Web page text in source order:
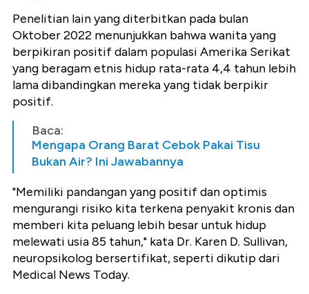
Penelitian lain yang diterbitkan pada bulan
Oktober 2022 menunjukkan bahwa wanita yang
berpikiran positif dalam populasi Amerika Serikat
yang beragam etnis hidup rata-rata 4,4 tahun lebih
lama dibandingkan mereka yang tidak berpikir
positif.
Baca:
Mengapa Orang Barat Cebok Pakai Tisu
Bukan Air? Ini Jawabannya
"Memiliki pandangan yang positif dan optimis
mengurangi risiko kita terkena penyakit kronis dan
memberi kita peluang lebih besar untuk hidup
melewati usia 85 tahun," kata Dr. Karen D. Sullivan,
neuropsikolog bersertifikat, seperti dikutip dari
Medical News Today.